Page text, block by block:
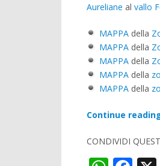
Aureliane al vallo
MAPPA della
MAPPA della
MAPPA della
MAPPA della
MAPPA della
Continue
CONDIVIDI